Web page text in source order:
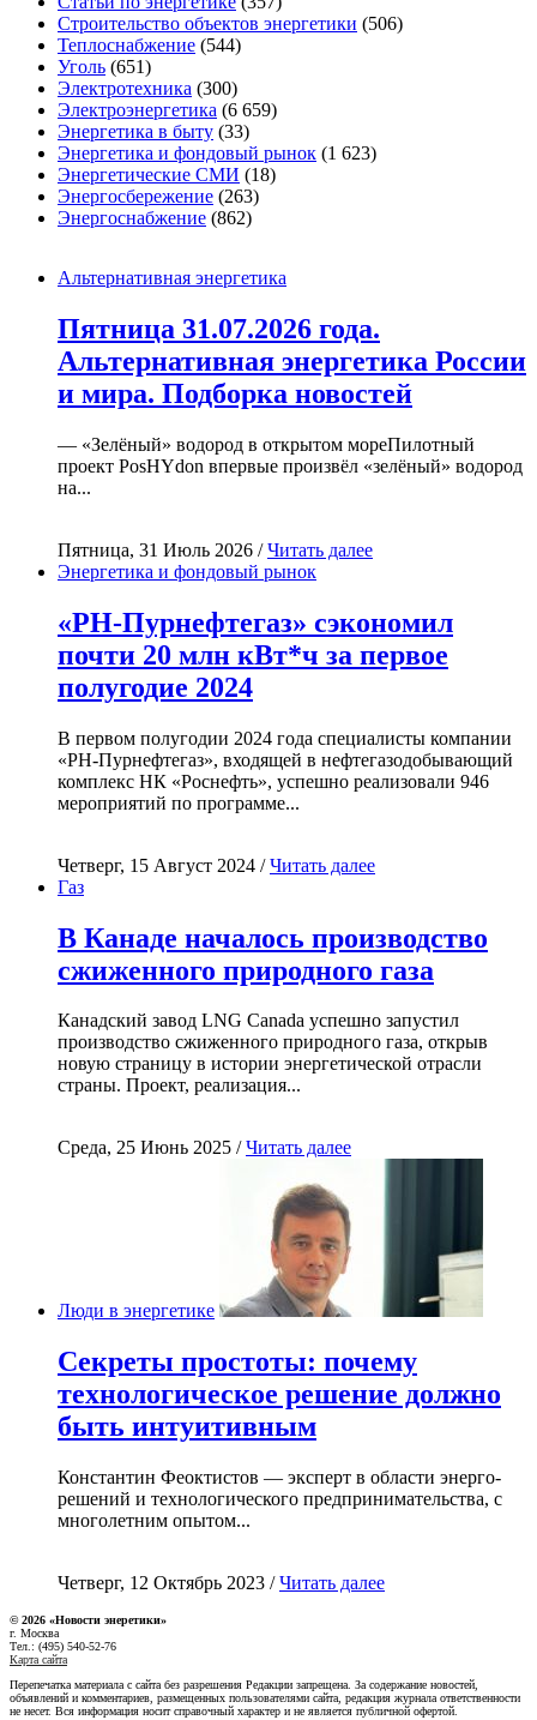
Строительство объектов энергетики (506)
Теплоснабжение (544)
Уголь (651)
Электротехника (300)
Электроэнергетика (6 659)
Энергетика в быту (33)
Энергетика и фондовый рынок (1 623)
Энергетические СМИ (18)
Энергосбережение (263)
Энергоснабжение (862)
Альтернативная энергетика
Пятница 31.07.2026 года.
Альтернативная энергетика России
и мира. Подборка новостей
— «Зелёный» водород в открытом мореПилотный
проект PosHYdon впервые произвёл «зелёный» водород
на...
Пятница, 31 Июль 2026 /Читать далее
Энергетика и фондовый рынок
«РН-Пурнефтегаз» сэкономил
почти 20 млн кВт*ч за первое
полугодие 2024
В первом полугодии 2024 года специалисты компании
«РН-Пурнефтегаз», входящей в нефтегазодобывающий
комплекс НК «Роснефть», успешно реализовали 946
мероприятий по программе...
Четверг, 15 Август 2024 /Читать далее
Газ
В Канаде началось производство
сжиженного природного газа
Канадский завод LNG Canada успешно запустил
производство сжиженного природного газа, открыв
новую страницу в истории энергетической отрасли
страны. Проект, реализация...
Среда, 25 Июнь 2025 /Читать далее
Люди в энергетике
Секреты простоты: почему
технологическое решение должно
быть интуитивным
Константин Феоктистов — эксперт в области энерго-
решений и технологического предпринимательства, с
многолетним опытом...
Четверг, 12 Октябрь 2023 /Читать далее
© 2026 «Новости энеретики»
г. Москва
Тел.: (495) 540-52-76
Карта сайта
Перепечатка материала с сайта без разрешения Редакции запрещена. За содержание новостей,
объявлений и комментариев, размещенных пользователями сайта, редакция журнала ответственности
не несет. Вся информация носит справочный характер и не является публичной офертой.